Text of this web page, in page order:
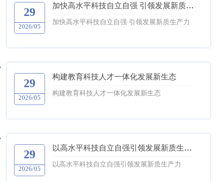
29
2026/05
加快高水平科技自立自强 引领发展新质生产力
加快高水平科技自立自强 引领发展新质生产力
29
2026/05
构建教育科技人才一体化发展新生态
构建教育科技人才一体化发展新生态
29
2026/05
以高水平科技自立自强引领发展新质生产力
以高水平科技自立自强引领发展新质生产力